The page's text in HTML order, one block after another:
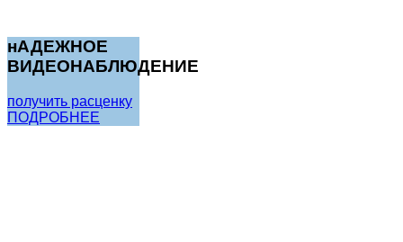
нАДЕЖНОЕ
ВИДЕОНАБЛЮДЕНИЕ
получить расценку
ПОДРОБНЕЕ